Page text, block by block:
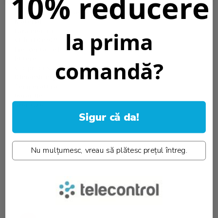
Durata viata::25000ore
Capacitate luminoasa la finalul duratei de viata::0.7
Material 1::Flex PCB
100000 x
Frecventa de lucru::50-60Hz
Cod produs vechi::ST40-A1
Dimensiuni produs::
8x2 mm
Informatii conformitate produs
Review-uri(0)
PRODUSE SIMILARE
la prima
comandă?
Sigur că da!
Nu mulțumesc, vreau să plătesc prețul întreg.